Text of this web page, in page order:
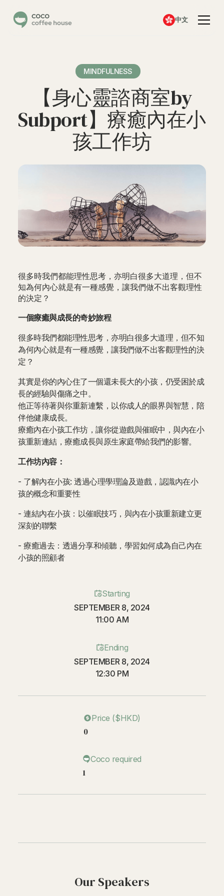
中文
MINDFULNESS
【身心靈諮商室by
Subport】療癒內在小
孩工作坊
很多時我們都能理性思考，亦明白很多大道理，但不
知為何內心就是有一種感覺，讓我們做不出客觀理性
的決定？
一個療癒與成長的奇妙旅程
很多時我們都能理性思考，亦明白很多大道理，但不知
為何內心就是有一種感覺，讓我們做不出客觀理性的決
定？
其實是你的內心住了一個還未長大的小孩，仍受困於成
長的經驗與傷痛之中。
他正等待著與你重新連繫，以你成人的眼界與智慧，陪
伴他健康成長。
療癒內在小孩工作坊，讓你從遊戲與催眠中，與內在小
孩重新連結，療癒成長與原生家庭帶給我們的影響。
工作坊內容：
- 了解內在小孩: 透過心理學理論及遊戲，認識內在小
孩的概念和重要性
- 連結內在小孩：以催眠技巧，與內在小孩重新建立更
深刻的聯繫
- 療癒過去：透過分享和傾聽，學習如何成為自己內在
小孩的照顧者
Starting
SEPTEMBER 8, 2024
11:00 AM
Ending
SEPTEMBER 8, 2024
12:30 PM
Price ($HKD)
0
Coco required
1
Our Speakers